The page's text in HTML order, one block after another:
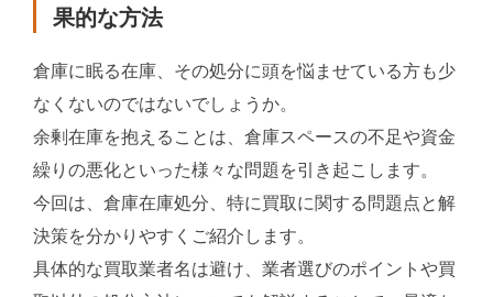
果的な方法
倉庫に眠る在庫、その処分に頭を悩ませている方も少
なくないのではないでしょうか。
余剰在庫を抱えることは、倉庫スペースの不足や資金
繰りの悪化といった様々な問題を引き起こします。
今回は、倉庫在庫処分、特に買取に関する問題点と解
決策を分かりやすくご紹介します。
具体的な買取業者名は避け、業者選びのポイントや買